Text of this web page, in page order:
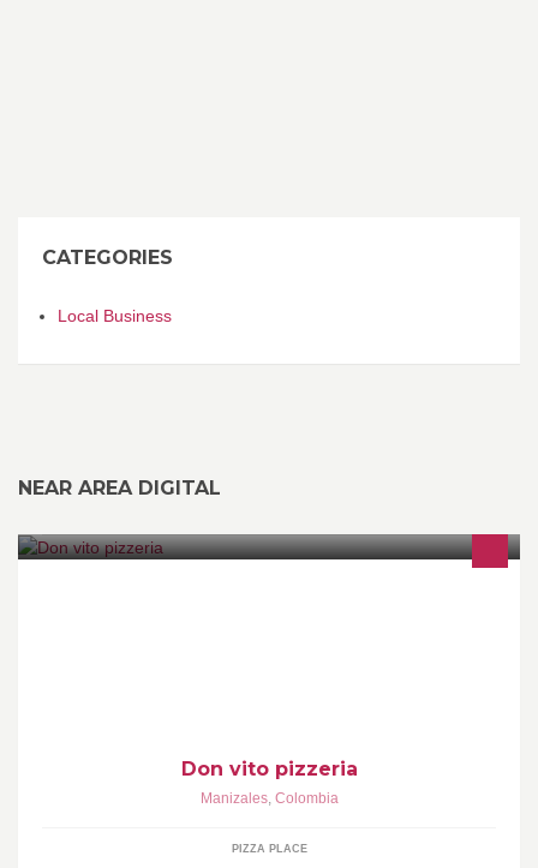
CATEGORIES
Local Business
NEAR AREA DIGITAL
Don vito pizzeria
Manizales, Colombia
PIZZA PLACE